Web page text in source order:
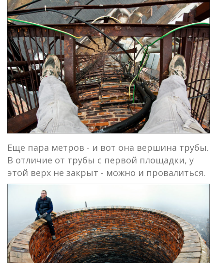
Еще пара метров - и вот она вершина трубы.
В отличие от трубы с первой площадки, у
этой верх не закрыт - можно и провалиться.